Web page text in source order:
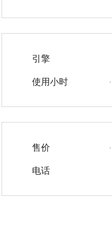
引擎
使用小时
售价
电话